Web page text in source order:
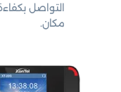
التواصل
مكان.